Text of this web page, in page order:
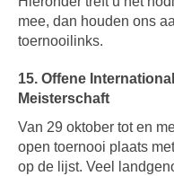
mee, dan houden ons
toernooilinks.
15. Offene
Meisterschaft
Van 29 oktober tot en
open toernooi plaats
op de lijst. Veel